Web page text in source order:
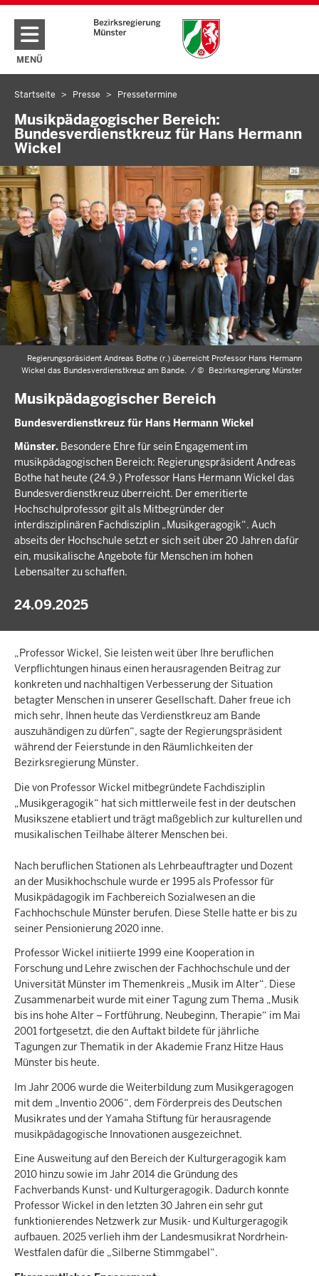
Direkt zum Inhalt
MENÜ
NAVIGATION AKTIVIEREN/DEAKTIVIEREN: HAUPTMENÜ
Sie
befinden
sich
hier
Startseite Presse Pressetermine
Musikpädagogischer Bereich:
Bundesverdienstkreuz für Hans Hermann
Wickel
Regierungspräsident Andreas Bothe (r.) überreicht Professor Hans Hermann
Wickel das Bundesverdienstkreuz am Bande. /© Bezirksregierung Münster
Musikpädagogischer Bereich
Bundesverdienstkreuz für Hans Hermann Wickel
Münster. Besondere Ehre für sein Engagement im
musikpädagogischen Bereich: Regierungspräsident Andreas
Bothe hat heute (24.9.) Professor Hans Hermann Wickel das
Bundesverdienstkreuz überreicht. Der emeritierte
Hochschulprofessor gilt als Mitbegründer der
interdisziplinären Fachdisziplin „Musikgeragogik“. Auch
abseits der Hochschule setzt er sich seit über 20 Jahren dafür
ein, musikalische Angebote für Menschen im hohen
Lebensalter zu schaffen.
24.09.2025
„Professor Wickel, Sie leisten weit über Ihre beruflichen
Verpflichtungen hinaus einen herausragenden Beitrag zur
konkreten und nachhaltigen Verbesserung der Situation
betagter Menschen in unserer Gesellschaft. Daher freue ich
mich sehr, Ihnen heute das Verdienstkreuz am Bande
auszuhändigen zu dürfen“, sagte der Regierungspräsident
während der Feierstunde in den Räumlichkeiten der
Bezirksregierung Münster.
Die von Professor Wickel mitbegründete Fachdisziplin
„Musikgeragogik“ hat sich mittlerweile fest in der deutschen
Musikszene etabliert und trägt maßgeblich zur kulturellen und
musikalischen Teilhabe älterer Menschen bei.
Nach beruflichen Stationen als Lehrbeauftragter und Dozent
an der Musikhochschule wurde er 1995 als Professor für
Musikpädagogik im Fachbereich Sozialwesen an die
Fachhochschule Münster berufen. Diese Stelle hatte er bis zu
seiner Pensionierung 2020 inne.
Professor Wickel initiierte 1999 eine Kooperation in
Forschung und Lehre zwischen der Fachhochschule und der
Universität Münster im Themenkreis „Musik im Alter“. Diese
Zusammenarbeit wurde mit einer Tagung zum Thema „Musik
bis ins hohe Alter – Fortführung, Neubeginn, Therapie“ im Mai
2001 fortgesetzt, die den Auftakt bildete für jährliche
Tagungen zur Thematik in der Akademie Franz Hitze Haus
Münster bis heute.
Im Jahr 2006 wurde die Weiterbildung zum Musikgeragogen
mit dem „Inventio 2006“, dem Förderpreis des Deutschen
Musikrates und der Yamaha Stiftung für herausragende
musikpädagogische Innovationen ausgezeichnet.
Eine Ausweitung auf den Bereich der Kulturgeragogik kam
2010 hinzu sowie im Jahr 2014 die Gründung des
Fachverbands Kunst- und Kulturgeragogik. Dadurch konnte
Professor Wickel in den letzten 30 Jahren ein sehr gut
funktionierendes Netzwerk zur Musik- und Kulturgeragogik
aufbauen. 2025 verlieh ihm der Landesmusikrat Nordrhein-
Westfalen dafür die „Silberne Stimmgabel“.